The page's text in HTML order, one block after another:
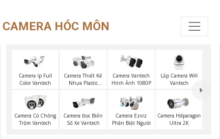
CAMERA HÓC MÔN
Camera Ip Full
Color Vantech
Camera Thiết Kế
Nhựa Plastic
Camera Vantech
Hình Ảnh 1080P
Lắp Camera Wifi
Vantech
Camera Có Chống
Trộm Vantech
Camera Đọc Biển
Số Xe Vantech
Camera Ezviz
Phân Biệt Người
Camera Hdparagon
Ultra 2K